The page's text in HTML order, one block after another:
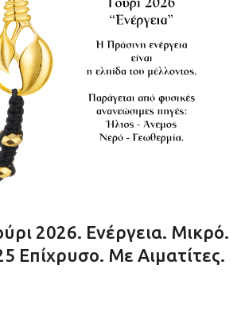
2026. Ενέργεια. Μικρό.
Επίχρυσο. Με Αιματίτες.